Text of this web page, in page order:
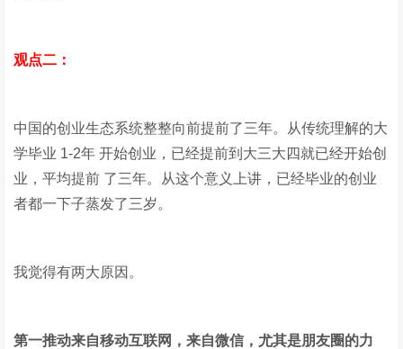
观点二：
中国的创业生态系统整整向前提前了三年。从传统理解的大
学毕业 1-2年 开始创业，已经提前到大三大四就已经开始创
业，平均提前 了三年。从这个意义上讲，已经毕业的创业
者都一下子蒸发了三岁。
我觉得有两大原因。
第一推动来自移动互联网，来自微信，尤其是朋友圈的力